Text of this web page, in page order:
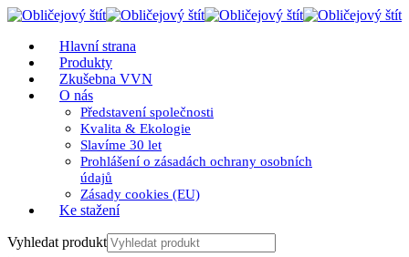
Hlavní strana
Produkty
Zkušebna VVN
O nás
Představení společnosti
Kvalita & Ekologie
Slavíme 30 let
Prohlášení o zásadách ochrany osobních
údajů
Zásady cookies (EU)
Ke stažení
Vyhledat produkt